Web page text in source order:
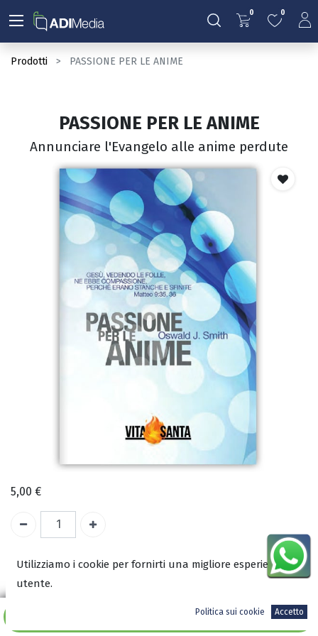
0 0
Prodotti PASSIONE PER LE ANIME
Aggiungi al carrello
PASSIONE PER LE ANIME
Annunciare l'Evangelo alle anime perdute
5,00 €
A magazzino
9788886085458
Utilizziamo i cookie per fornirti una migliore esperienza
utente.
Politica sui cookie Accetto